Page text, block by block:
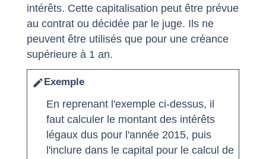
intérêts. Cette capitalisation peut être prévue
au contrat ou décidée par le juge. Ils ne
peuvent être utilisés que pour une créance
supérieure à 1 an.
edit Exemple
En reprenant l'exemple ci-dessus, il
faut calculer le montant des intérêts
légaux dus pour l'année 2015, puis
l'inclure dans le capital pour le calcul de